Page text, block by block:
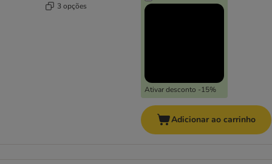
3 opções
Ativar desconto -15%
Adicionar ao carrinho